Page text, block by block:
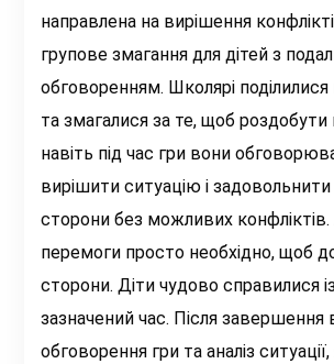
направлена на вирішення
групове змагання для дітей з
обговоренням. Школярі
та змагалися за те, щоб роздобути
навіть під час гри вони
вирішити ситуацію і задовольнити
сторони без можливих
перемоги просто необхідно, щоб
сторони. Діти чудово справилися
зазначений час. Після завершення
обговорення гри та аналіз